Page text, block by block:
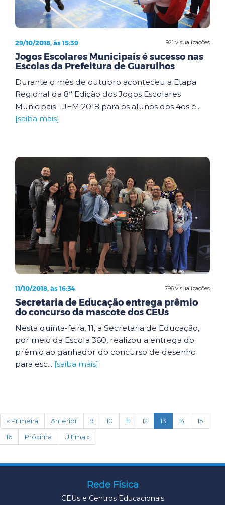
921 visualizações
29/10/2018, às 15:39
Jogos Escolares Municipais é sucesso nas
Escolas da Prefeitura de Guarulhos
Durante o mês de outubro aconteceu a Etapa
Regional da 8ª Edição dos Jogos Escolares
Municipais - JEM 2018 para os alunos dos 4os e...
[saiba mais]
796 visualizações
11/10/2018, às 16:34
Secretaria de Educação entrega prêmio
do concurso da mascote dos CEUs
Nesta quinta-feira, 11, a Secretaria de Educação,
por meio da Escola 360, realizou a entrega do
prêmio ao ganhador do concurso de desenho
para esc... [saiba mais]
« Primeira Anterior 9 10 11 12 13 (current)
14
15
16
Próxima Última »
Rede Física
CEUs e Centros Educacionais